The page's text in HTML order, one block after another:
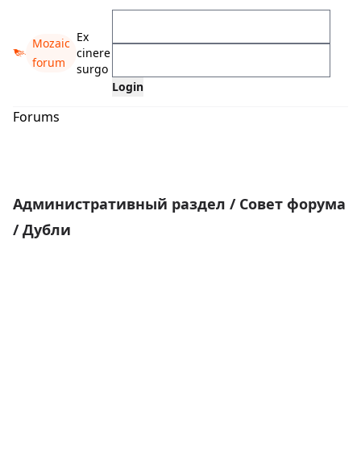
Mozaic
forum
Ex
cinere
surgo
Forums
Административный раздел / Совет форума
/Дубли